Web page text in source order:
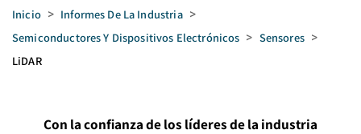
Inicio > Informes De La Industria >
Semiconductores Y Dispositivos Electrónicos > Sensores >
LiDAR
Con la confianza de los líderes de la industria